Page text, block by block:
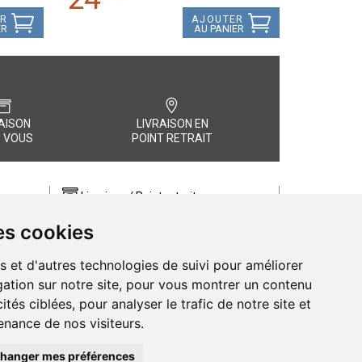
cookies
et d'autres technologies de suivi pour améliorer
sur notre site, pour vous montrer un contenu
ciblées, pour analyser le trafic de notre site et
de nos visiteurs.
mes préférences
AJOUTER
AU PANIER
VOUS
LIVRAISON EN
POINT RETRAIT
quel
Livraison / Point retrait
commande rapidement chez vous ou
Livraison chez vous ou en points relais